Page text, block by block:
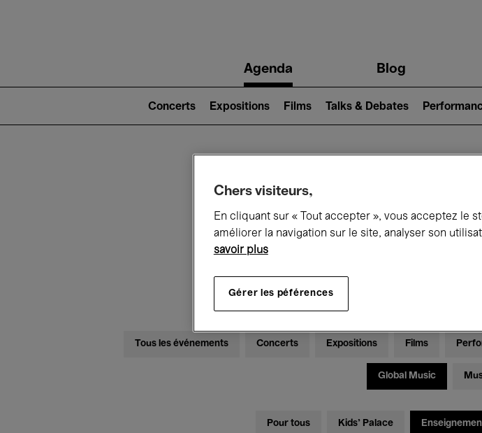
navigationAgenda Blog
2)
Concerts Expositions Films Talks & Debates
Ce qui se
Tous les événements Concerts Expositions Films
Global Music
Pour tous Kids’ Palace
Chers visiteurs,
En cliquant sur « Tout accepter », vous acceptez le
améliorer la navigation sur le site, analyser son
savoir plus
Gérer les péférences